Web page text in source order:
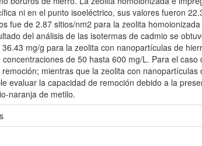
ni en el punto isoeléctrico, sus valores fueron
fue de 2.87 sitios/nm2 para la zeolita
del análisis de las isotermas de cadmio se
mg/g para la zeolita con nanopartículas de
de 50 hasta 600 mg/L. Para el
mientras que la zeolita con
evaluar la capacidad de remoción debido a la
naranja de metilo.